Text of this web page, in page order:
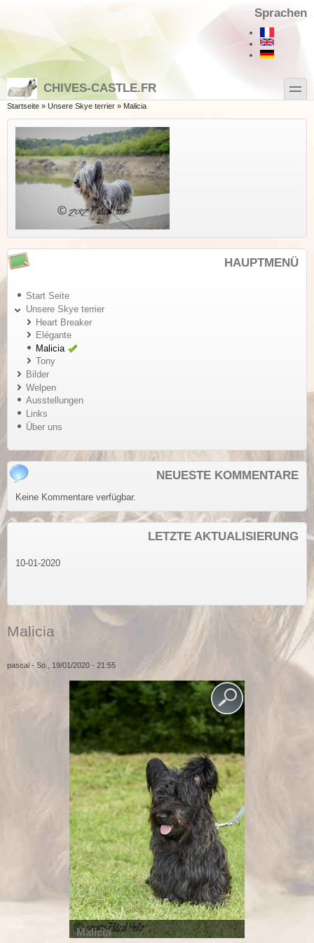
Sprachen
CHIVES-CASTLE.FR
toggle
Sie sind hier
Startseite » Unsere Skye terrier » Malicia
HAUPTMENÜ
Start Seite
Unsere Skye terrier
Heart Breaker
Elégante
Malicia
Tony
Bilder
Welpen
Ausstellungen
Links
Über uns
NEUESTE KOMMENTARE
Keine Kommentare verfügbar.
LETZTE AKTUALISIERUNG
10-01-2020
Malicia
pascal - So., 19/01/2020 - 21:55
Malicia